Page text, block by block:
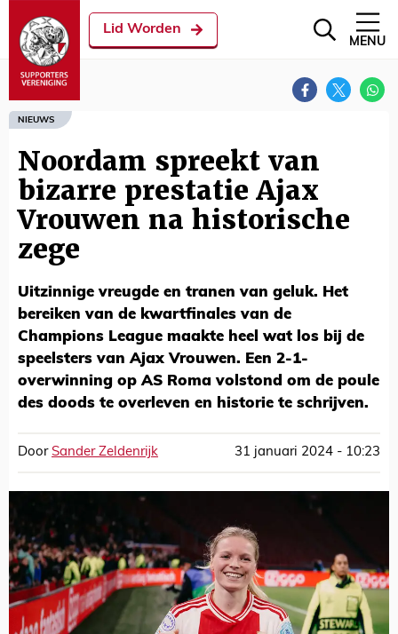
Lid Worden
MENU
NIEUWS
Noordam spreekt van
bizarre prestatie Ajax
Vrouwen na historische
zege
Uitzinnige vreugde en tranen van geluk. Het
bereiken van de kwartfinales van de
Champions League maakte heel wat los bij de
speelsters van Ajax Vrouwen. Een 2-1-
overwinning op AS Roma volstond om de poule
des doods te overleven en historie te schrijven.
Door Sander Zeldenrijk 31 januari 2024 - 10:23